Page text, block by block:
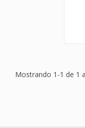
Mostrando 1-1 de 1